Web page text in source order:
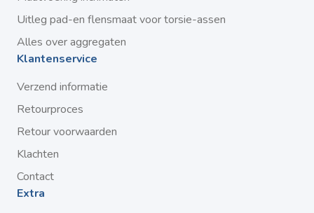
Uitleg pad-en flensmaat voor torsie-assen
Alles over aggregaten
Klantenservice
Verzend informatie
Retourproces
Retour voorwaarden
Klachten
Contact
Extra